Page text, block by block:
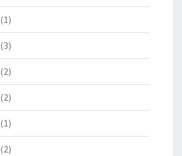
(1)
(3)
(2)
(2)
(1)
(2)